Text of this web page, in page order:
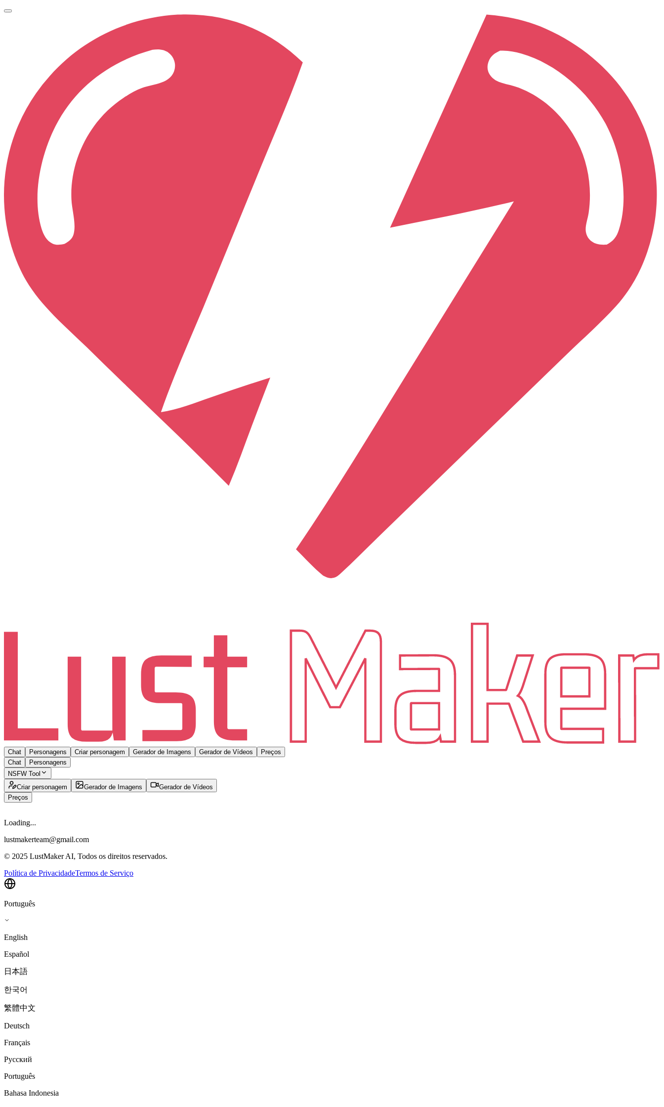
Chat Personagens Criar personagem Gerador de Imagens Gerador de Vídeos
Preços
Chat
Personagens
NSFW Tool
Criar personagem
Gerador de Imagens
Gerador de Vídeos
Preços
Loading...
lustmakerteam@gmail.com
© 2025 LustMaker AI, Todos os direitos reservados.
Política de PrivacidadeTermos de Serviço
Português
English
Español
日本語
한국어
繁體中文
Deutsch
Français
Русский
Português
Bahasa Indonesia